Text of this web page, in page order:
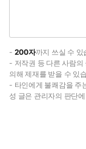
- 200자까지 쓰실 수
- 저작권 등 다른 사람
의해 제재를 받을 수 있
- 타인에게 불쾌감을 주
성 글은 관리자의 판단